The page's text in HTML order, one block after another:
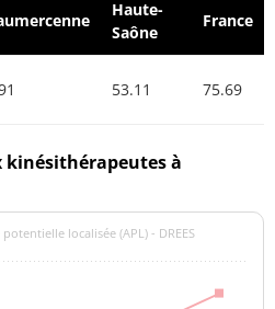
Haute-
Saône
France
53.11 75.69
kinésithérapeutes à
localisée (APL) - DREES